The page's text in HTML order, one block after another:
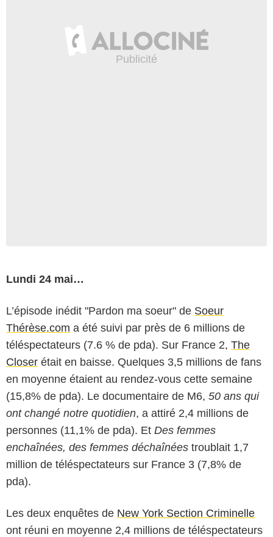
Lundi 24 mai…
L’épisode inédit "Pardon ma soeur" de Soeur
Thérèse.com a été suivi par près de 6 millions de
téléspectateurs (7.6 % de pda). Sur France 2, The
Closer était en baisse. Quelques 3,5 millions de fans
en moyenne étaient au rendez-vous cette semaine
(15,8% de pda). Le documentaire de M6, 50 ans qui
ont changé notre quotidien, a attiré 2,4 millions de
personnes (11,1% de pda). Et Des femmes
enchaînées, des femmes déchaînées troublait 1,7
million de téléspectateurs sur France 3 (7,8% de
pda).
Les deux enquêtes de New York Section Criminelle
ont réuni en moyenne 2,4 millions de téléspectateurs